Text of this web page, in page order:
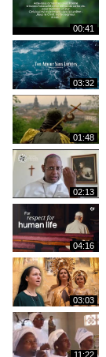
00:41
03:32
01:48
02:13
04:16
03:03
11:22